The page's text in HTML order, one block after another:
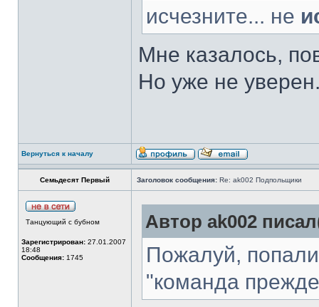
исчезните... не
Мне казалось,
Но уже не
Вернуться к началу
Семьдесят Первый Заголовок сообщения: Re: ak002 Подпольщики
Танцующий с бубном
Зарегистрирован: 27.01.2007
18:48
Сообщения: 1745
Автор ak002
Пожалуй,
"команда